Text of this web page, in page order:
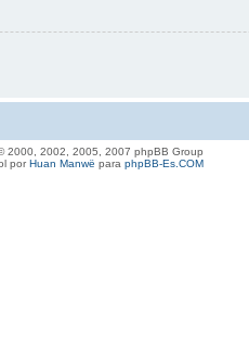
2000, 2002, 2005, 2007 phpBB Group
porHuan Manwë para phpBB-Es.COM